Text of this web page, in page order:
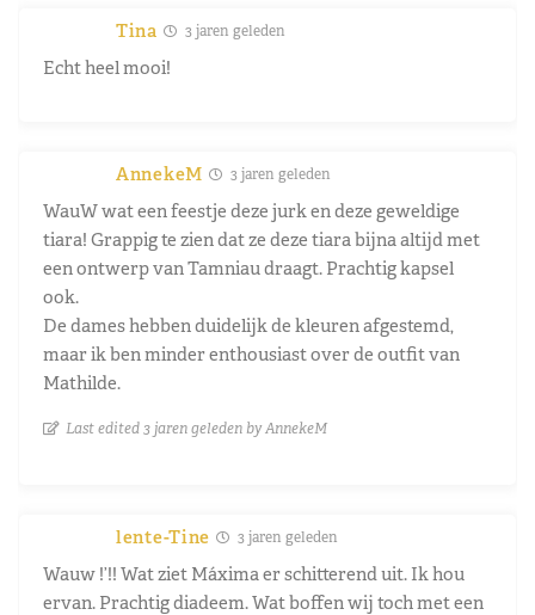
Tina 3 jaren geleden
Echt heel mooi!
AnnekeM 3 jaren geleden
WauW wat een feestje deze jurk en deze geweldige
tiara! Grappig te zien dat ze deze tiara bijna altijd met
een ontwerp van Tamniau draagt. Prachtig kapsel
ook.
De dames hebben duidelijk de kleuren afgestemd,
maar ik ben minder enthousiast over de outfit van
Mathilde.
Last edited 3 jaren geleden by AnnekeM
lente-Tine 3 jaren geleden
Wauw !’!! Wat ziet Máxima er schitterend uit. Ik hou
ervan. Prachtig diadeem. Wat boffen wij toch met een